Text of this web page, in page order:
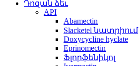
Դոզան ձեւ
API
Abamectin
Slacketel նատրիում
Doxycycline hyclate
Eprinomectin
Ֆլորֆենիկոլ